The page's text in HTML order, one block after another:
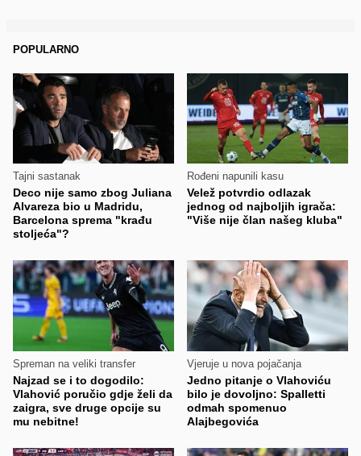
POPULARNO
Tajni sastanak
Deco nije samo zbog Juliana
Alvareza bio u Madridu,
Barcelona sprema "krađu
stoljeća"?
Rođeni napunili kasu
Velež potvrdio odlazak
jednog od najboljih igrača:
"Više nije član našeg kluba"
Spreman na veliki transfer
Najzad se i to dogodilo:
Vlahović poručio gdje želi da
zaigra, sve druge opcije su
mu nebitne!
Vjeruje u nova pojačanja
Jedno pitanje o Vlahoviću
bilo je dovoljno: Spalletti
odmah spomenuo
Alajbegovića